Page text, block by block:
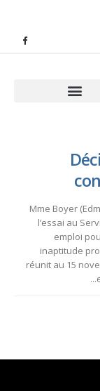
Mme Boyer
l’essai au
emploi
inaptitude
réunit au 15